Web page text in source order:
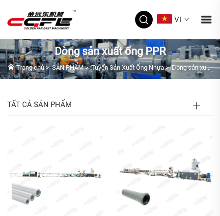
VI
Dòng sản xuất ống PPR
Trang chủ>SẢN PHẨM>Tuyến Sản Xuất Ống Nhựa>Dòng sản xuất ống PPR
TẤT CẢ SẢN PHẨM